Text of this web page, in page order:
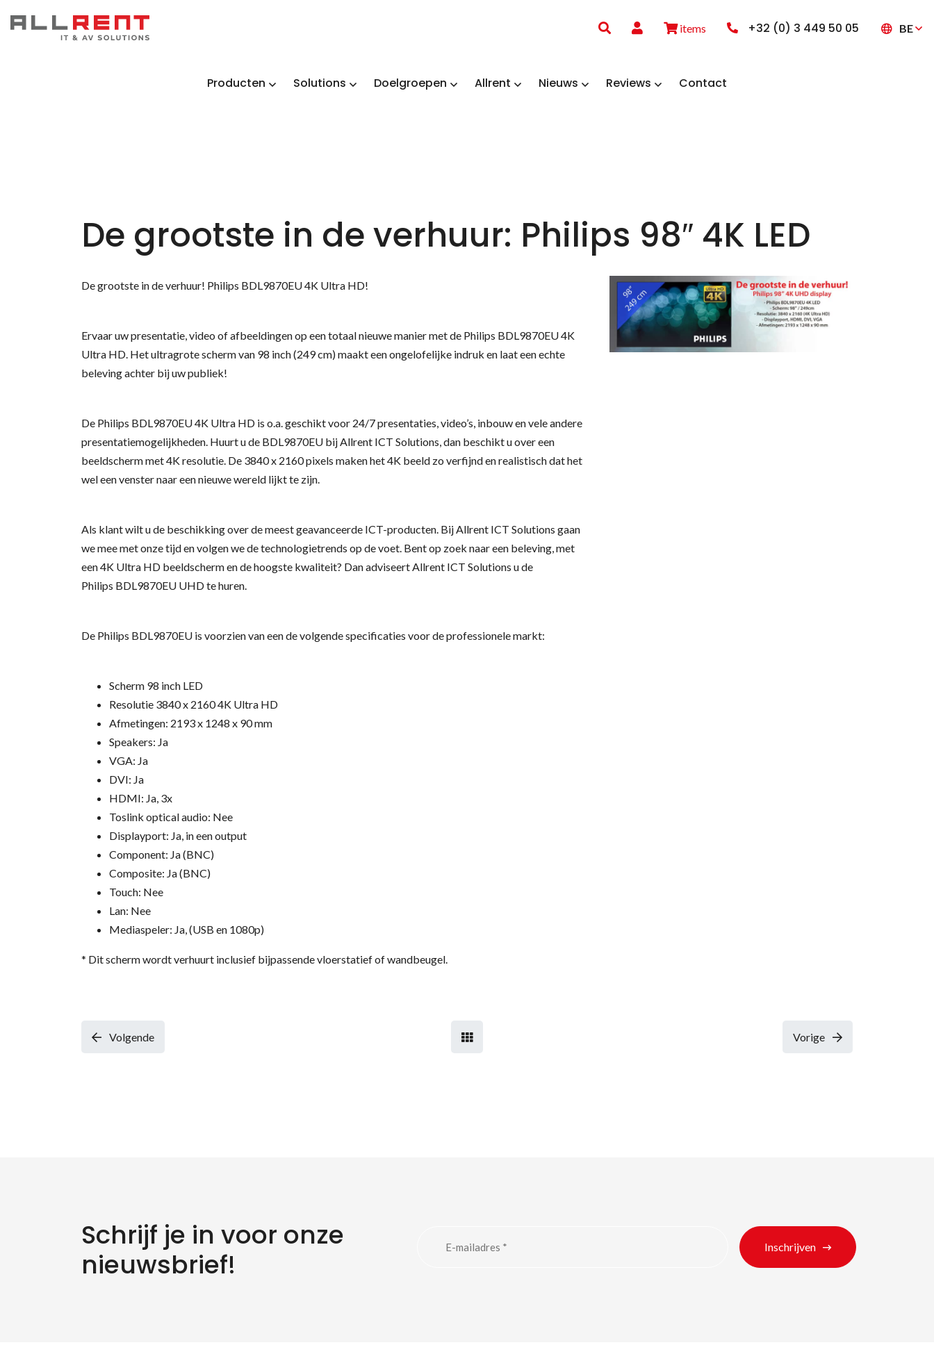
items +32 (0) 3 449 50 05 BE
Producten Solutions Doelgroepen Allrent Nieuws Reviews Contact
De grootste in de verhuur: Philips 98″ 4K LED
De grootste in de verhuur! Philips BDL9870EU 4K Ultra HD!
Ervaar uw presentatie, video of afbeeldingen op een totaal nieuwe manier met de Philips BDL9870EU 4K
Ultra HD. Het ultragrote scherm van 98 inch (249 cm) maakt een ongelofelijke indruk en laat een echte
beleving achter bij uw publiek!
De Philips BDL9870EU 4K Ultra HD is o.a. geschikt voor 24/7 presentaties, video’s, inbouw en vele andere
presentatiemogelijkheden. Huurt u de BDL9870EU bij Allrent ICT Solutions, dan beschikt u over een
beeldscherm met 4K resolutie. De 3840 x 2160 pixels maken het 4K beeld zo verfijnd en realistisch dat het
wel een venster naar een nieuwe wereld lijkt te zijn.
Als klant wilt u de beschikking over de meest geavanceerde ICT-producten. Bij Allrent ICT Solutions gaan
we mee met onze tijd en volgen we de technologietrends op de voet. Bent op zoek naar een beleving, met
een 4K Ultra HD beeldscherm en de hoogste kwaliteit? Dan adviseert Allrent ICT Solutions u de
Philips BDL9870EU UHD te huren.
De Philips BDL9870EU is voorzien van een de volgende specificaties voor de professionele markt:
Scherm 98 inch LED
Resolutie 3840 x 2160 4K Ultra HD
Afmetingen: 2193 x 1248 x 90 mm
Speakers: Ja
VGA: Ja
DVI: Ja
HDMI: Ja, 3x
Toslink optical audio: Nee
Displayport: Ja, in een output
Component: Ja (BNC)
Composite: Ja (BNC)
Touch: Nee
Lan: Nee
Mediaspeler: Ja, (USB en 1080p)
* Dit scherm wordt verhuurt inclusief bijpassende vloerstatief of wandbeugel.
Volgende Vorige
Schrijf je in voor onze
nieuwsbrief!
Inschrijven